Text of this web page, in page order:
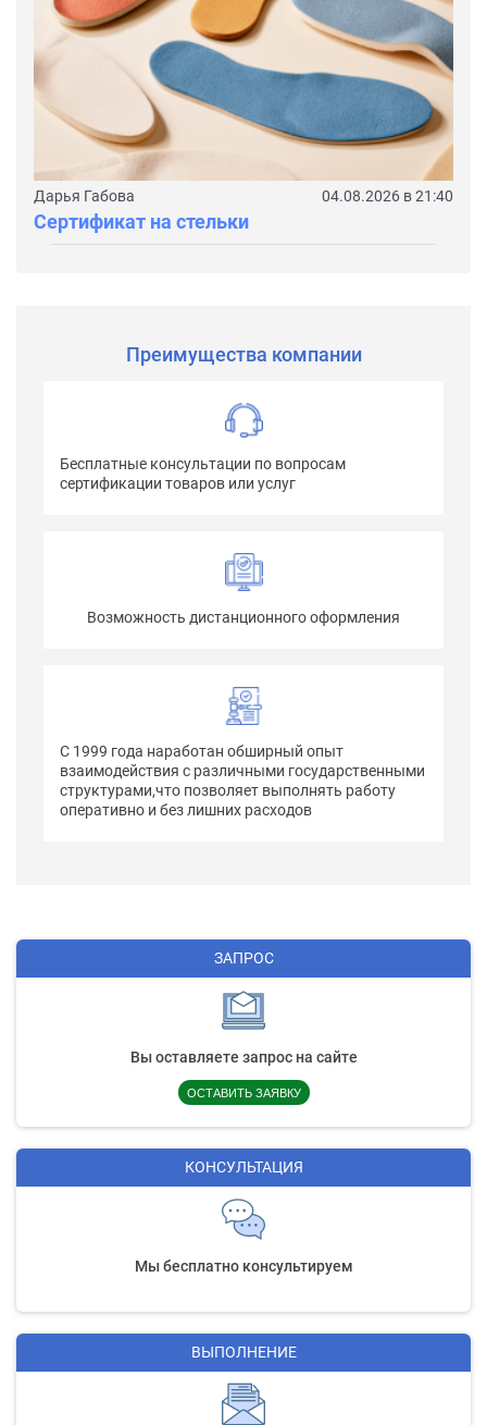
Дарья Габова 04.08.2026 в 21:40
Сертификат на стельки
Преимущества компании
Бесплатные консультации по вопросам
сертификации товаров или услуг
Возможность дистанционного оформления
С 1999 года наработан обширный опыт
взаимодействия с различными государственными
структурами,что позволяет выполнять работу
оперативно и без лишних расходов
ЗАПРОС
Вы оставляете запрос на сайте
ОСТАВИТЬ ЗАЯВКУ
КОНСУЛЬТАЦИЯ
Мы бесплатно консультируем
ВЫПОЛНЕНИЕ